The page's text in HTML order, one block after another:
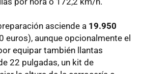
asciende a 19.950
euros), aunque opcionalmente el
equipar también llantas
22 pulgadas, un kit de